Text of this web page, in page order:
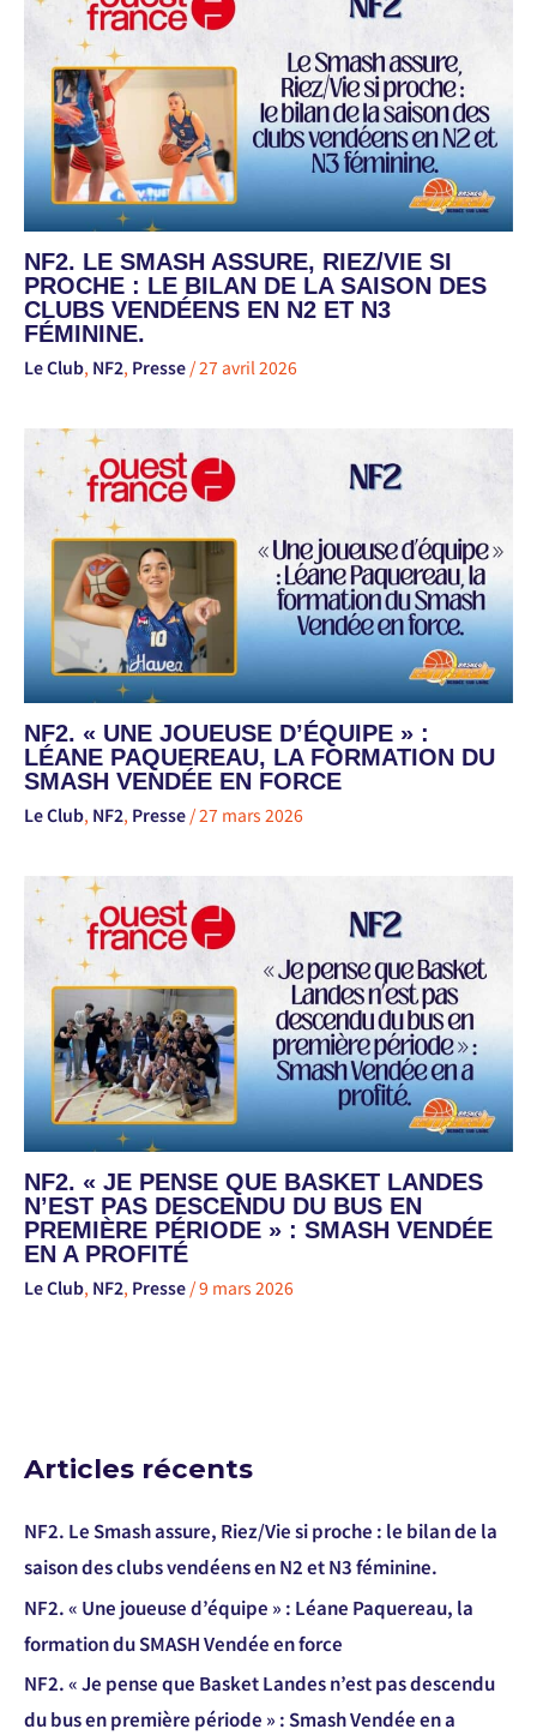
NF2. LE SMASH ASSURE, RIEZ/VIE SI
PROCHE : LE BILAN DE LA SAISON DES
CLUBS VENDÉENS EN N2 ET N3
FÉMININE.
Le Club, NF2, Presse /27 avril 2026
NF2. « UNE JOUEUSE D’ÉQUIPE » :
LÉANE PAQUEREAU, LA FORMATION DU
SMASH VENDÉE EN FORCE
Le Club, NF2, Presse /27 mars 2026
NF2. « JE PENSE QUE BASKET LANDES
N’EST PAS DESCENDU DU BUS EN
PREMIÈRE PÉRIODE » : SMASH VENDÉE
EN A PROFITÉ
Le Club, NF2, Presse /9 mars 2026
Articles récents
NF2. Le Smash assure, Riez/Vie si proche : le bilan de la
saison des clubs vendéens en N2 et N3 féminine.
NF2. « Une joueuse d’équipe » : Léane Paquereau, la
formation du SMASH Vendée en force
NF2. « Je pense que Basket Landes n’est pas descendu
du bus en première période » : Smash Vendée en a